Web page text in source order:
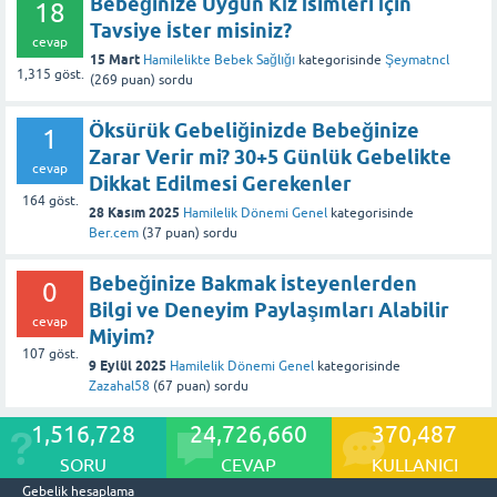
18
cevap
1,315 göst.
Tavsiye İster misiniz?
15 Mart Hamilelikte Bebek Sağlığı kategorisinde Şeymatncl
(269 puan) sordu
1
cevap
164göst.
Öksürük Gebeliğinizde Bebeğinize
Zarar Verir mi? 30+5 Günlük Gebelikte
Dikkat Edilmesi Gerekenler
28 Kasım 2025 Hamilelik Dönemi Genel kategorisinde
Ber.cem (37 puan) sordu
0
cevap
107 göst.
Bebeğinize Bakmak İsteyenlerden
Bilgi ve Deneyim Paylaşımları Alabilir
Miyim?
9 Eylül 2025 Hamilelik Dönemi Genel kategorisinde
Zazahal58 (67 puan) sordu
1,516,728
SORU
24,726,660
CEVAP
370,487
KULLANICI
Gebelik hesaplama